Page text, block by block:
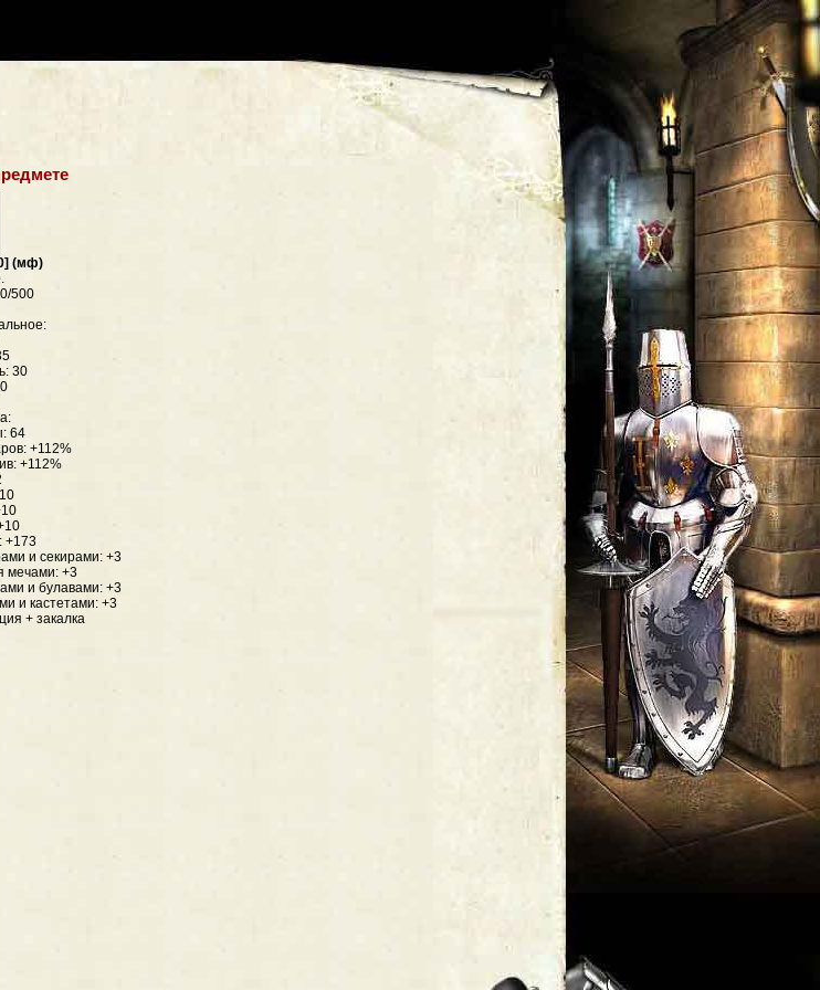
(мф)
500
30
64
+112%
+112%
+173
и секирами: +3
мечами: +3
и булавами: +3
и кастетами: +3
+ закалка